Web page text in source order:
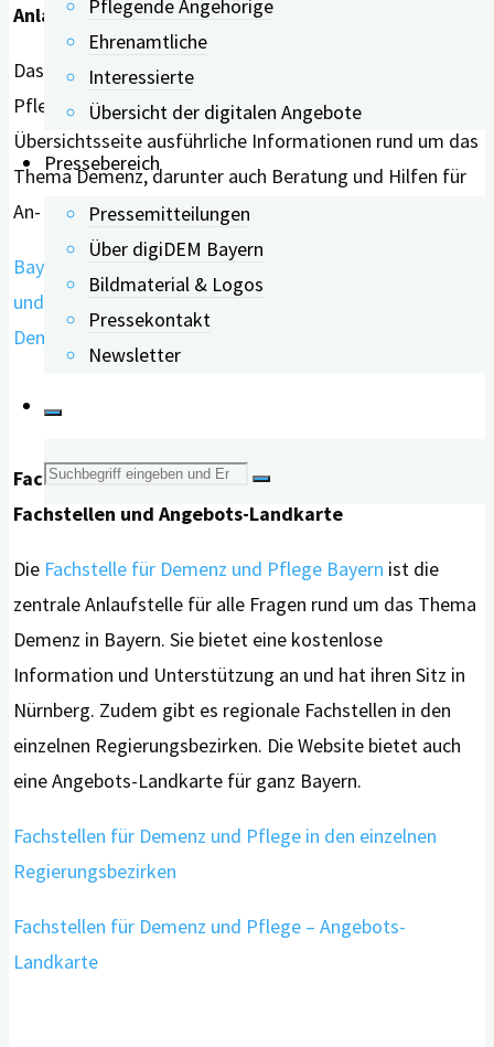
Pflegende Angehörige
Ehrenamtliche
Interessierte
Übersicht der digitalen Angebote
Pressebereich
Pressemitteilungen
Über digiDEM Bayern
Bildmaterial & Logos
Pressekontakt
Newsletter
Suche
Anlaufstellen
Das Bayerische Staatsministerium für Gesundheit,
Pflege und Prävention (StMGP) bündelt auf einer
Übersichtsseite ausführliche Informationen rund um das
Thema Demenz, darunter auch Beratung und Hilfen für
An- und Zugehörige.
Bayerisches Staatsministerium für Gesundheit, Pflege
und Prävention: Demenz – Lebensbedingungen
Demenzkranker verbessern
Fachstelle für Demenz und Pflege Bayern: Regionale
Fachstellen und Angebots-Landkarte
Die Fachstelle für Demenz und Pflege Bayern ist die
zentrale Anlaufstelle für alle Fragen rund um das Thema
Demenz in Bayern. Sie bietet eine kostenlose
Information und Unterstützung an und hat ihren Sitz in
Nürnberg. Zudem gibt es regionale Fachstellen in den
einzelnen Regierungsbezirken. Die Website bietet auch
eine Angebots-Landkarte für ganz Bayern.
Fachstellen für Demenz und Pflege in den einzelnen
Regierungsbezirken
Fachstellen für Demenz und Pflege – Angebots-
Landkarte